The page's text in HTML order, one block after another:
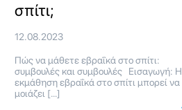
σπίτι;
12.08.2023
Πώς να μάθετε εβραΐκά στο σπίτι:
συμβουλές και συμβουλές Εισαγωγή: Η
εκμάθηση εβραΐκά στο σπίτι μπορεί να
μοιάζει […]